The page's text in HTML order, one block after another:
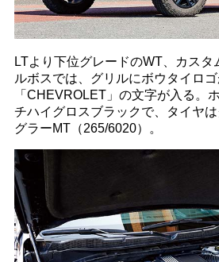
LTより下位グレードのWT、カスタ
ルボスでは、グリルにボウタイロ
「CHEVROLET」の文字が入る。
チハイグロスブラックで、タイヤ
グラーMT（265/6020）。